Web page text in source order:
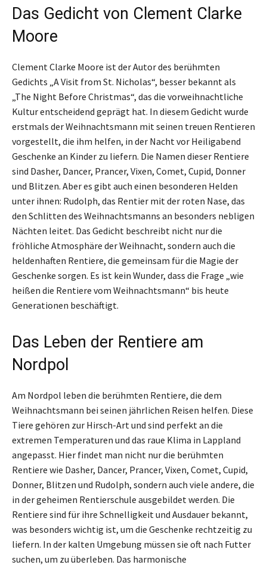
Das Gedicht von Clement Clarke
Moore
Clement Clarke Moore ist der Autor des berühmten
Gedichts „A Visit from St. Nicholas“, besser bekannt als
„The Night Before Christmas“, das die vorweihnachtliche
Kultur entscheidend geprägt hat. In diesem Gedicht wurde
erstmals der Weihnachtsmann mit seinen treuen Rentieren
vorgestellt, die ihm helfen, in der Nacht vor Heiligabend
Geschenke an Kinder zu liefern. Die Namen dieser Rentiere
sind Dasher, Dancer, Prancer, Vixen, Comet, Cupid, Donner
und Blitzen. Aber es gibt auch einen besonderen Helden
unter ihnen: Rudolph, das Rentier mit der roten Nase, das
den Schlitten des Weihnachtsmanns an besonders nebligen
Nächten leitet. Das Gedicht beschreibt nicht nur die
fröhliche Atmosphäre der Weihnacht, sondern auch die
heldenhaften Rentiere, die gemeinsam für die Magie der
Geschenke sorgen. Es ist kein Wunder, dass die Frage „wie
heißen die Rentiere vom Weihnachtsmann“ bis heute
Generationen beschäftigt.
Das Leben der Rentiere am
Nordpol
Am Nordpol leben die berühmten Rentiere, die dem
Weihnachtsmann bei seinen jährlichen Reisen helfen. Diese
Tiere gehören zur Hirsch-Art und sind perfekt an die
extremen Temperaturen und das raue Klima in Lappland
angepasst. Hier findet man nicht nur die berühmten
Rentiere wie Dasher, Dancer, Prancer, Vixen, Comet, Cupid,
Donner, Blitzen und Rudolph, sondern auch viele andere, die
in der geheimen Rentierschule ausgebildet werden. Die
Rentiere sind für ihre Schnelligkeit und Ausdauer bekannt,
was besonders wichtig ist, um die Geschenke rechtzeitig zu
liefern. In der kalten Umgebung müssen sie oft nach Futter
suchen, um zu überleben. Das harmonische